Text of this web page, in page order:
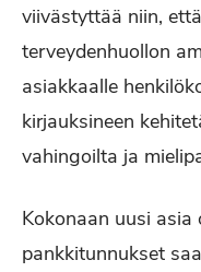
viivästyttää niin,
terveydenhuollon
asiakkaalle
kirjauksineen
vahingoilta ja
Kokonaan uusi
pankkitunnukset